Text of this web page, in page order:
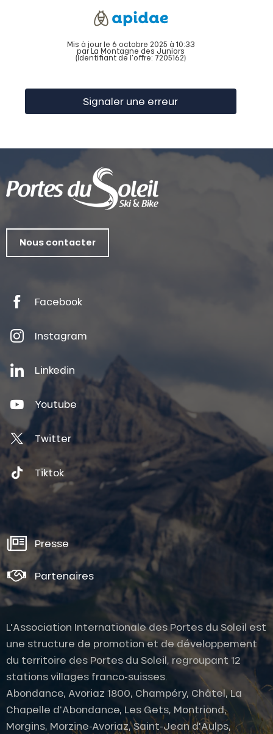
Description
Prestations
Mis à jour le 6 octobre 2025 à 10:33
par La Montagne des Juniors
(Identifiant de l'offre: 7205162)
Signaler une erreur
Nous contacter
Facebook
Instagram
Linkedin
Youtube
Twitter
Tiktok
Presse
Partenaires
L'Association Internationale des Portes du Soleil est
une structure de promotion et de développement
du territoire des Portes du Soleil, regroupant 12
stations villages franco-suisses.
Abondance, Avoriaz 1800, Champéry, Châtel, La
Chapelle d'Abondance, Les Gets, Montriond,
Morgins, Morzine-Avoriaz, Saint-Jean d'Aulps,